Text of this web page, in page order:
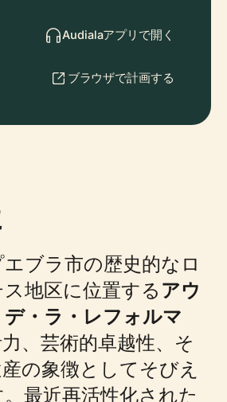
Audialaアプリで開く
ブラウザで計画する
ブラ市の歴史的なロ
地区に位置するアウ
・ラ・レフォルマ
、芸術的卓越性、そ
の象徴としてそびえ
最近再活性化された